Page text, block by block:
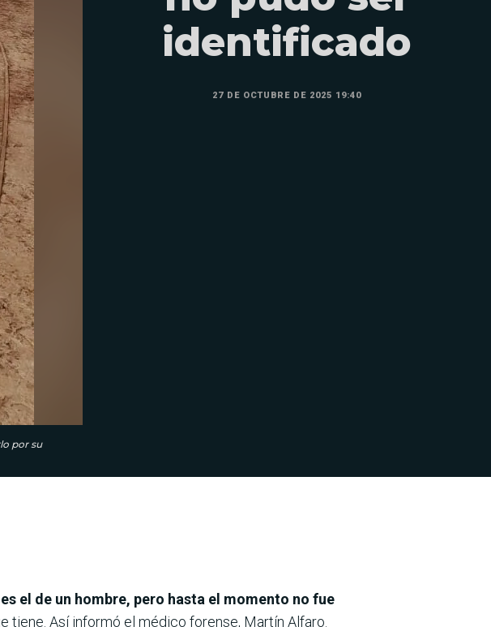
por su
identificado
27 DE OCTUBRE DE 2025 19:40
el de un hombre, pero hasta el momento no fue
Así informó el médico forense, Martín Alfaro.